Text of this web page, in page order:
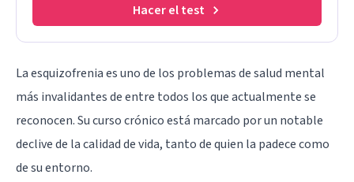
Hacer el test
La esquizofreniaes uno de los problemas de salud mental
más invalidantes de entre todos los que actualmente se
reconocen. Su curso crónico está marcado por un notable
declive de la calidad de vida, tanto de quien la padece como
de su entorno.